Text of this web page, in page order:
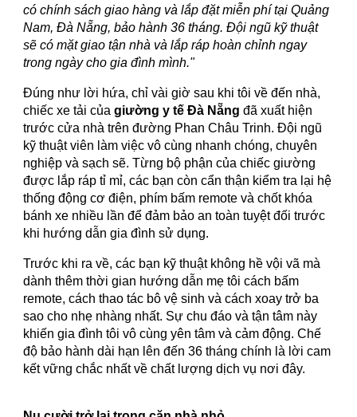
có chính sách giao hàng và lắp đặt miễn phí tại Quảng
Nam, Đà Nẵng, bảo hành 36 tháng. Đội ngũ kỹ thuật
sẽ có mặt giao tận nhà và lắp ráp hoàn chỉnh ngay
trong ngày cho gia đình mình."
Đúng như lời hứa, chỉ vài giờ sau khi tôi về đến nhà,
chiếc xe tải củagiường y tế Đà Nẵng đã xuất hiện
trước cửa nhà trên đường Phan Châu Trinh. Đội ngũ
kỹ thuật viên làm việc vô cùng nhanh chóng, chuyên
nghiệp và sạch sẽ. Từng bộ phận của chiếc giường
được lắp ráp tỉ mỉ, các bạn còn cẩn thận kiểm tra lại hệ
thống động cơ điện, phím bấm remote và chốt khóa
bánh xe nhiều lần để đảm bảo an toàn tuyệt đối trước
khi hướng dẫn gia đình sử dụng.
Trước khi ra về, các bạn kỹ thuật không hề vội vã mà
dành thêm thời gian hướng dẫn mẹ tôi cách bấm
remote, cách thao tác bô vệ sinh và cách xoay trở ba
sao cho nhẹ nhàng nhất. Sự chu đáo và tận tâm này
khiến gia đình tôi vô cùng yên tâm và cảm động. Chế
độ bảo hành dài hạn lên đến 36 tháng chính là lời cam
kết vững chắc nhất về chất lượng dịch vụ nơi đây.